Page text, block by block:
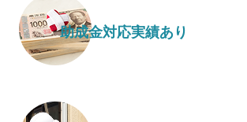
助成金対応実績あり